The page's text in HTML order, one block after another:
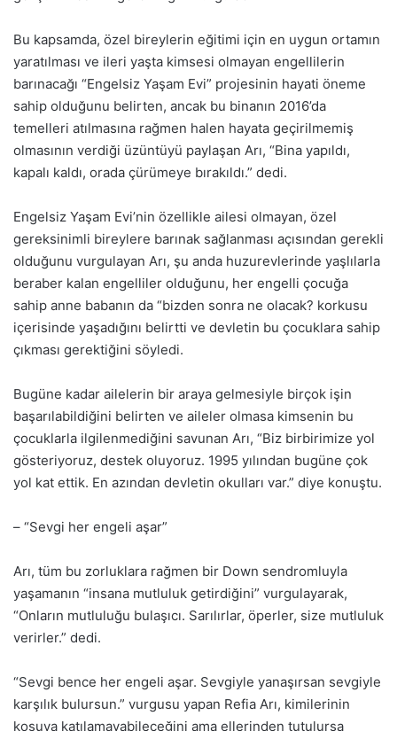
Bu kapsamda, özel bireylerin eğitimi için en uygun ortamın
yaratılması ve ileri yaşta kimsesi olmayan engellilerin
barınacağı “Engelsiz Yaşam Evi” projesinin hayati öneme
sahip olduğunu belirten, ancak bu binanın 2016’da
temelleri atılmasına rağmen halen hayata geçirilmemiş
olmasının verdiği üzüntüyü paylaşan Arı, “Bina yapıldı,
kapalı kaldı, orada çürümeye bırakıldı.” dedi.
Engelsiz Yaşam Evi’nin özellikle ailesi olmayan, özel
gereksinimli bireylere barınak sağlanması açısından gerekli
olduğunu vurgulayan Arı, şu anda huzurevlerinde yaşlılarla
beraber kalan engelliler olduğunu, her engelli çocuğa
sahip anne babanın da “bizden sonra ne olacak? korkusu
içerisinde yaşadığını belirtti ve devletin bu çocuklara sahip
çıkması gerektiğini söyledi.
Bugüne kadar ailelerin bir araya gelmesiyle birçok işin
başarılabildiğini belirten ve aileler olmasa kimsenin bu
çocuklarla ilgilenmediğini savunan Arı, “Biz birbirimize yol
gösteriyoruz, destek oluyoruz. 1995 yılından bugüne çok
yol kat ettik. En azından devletin okulları var.” diye konuştu.
– “Sevgi her engeli aşar”
Arı, tüm bu zorluklara rağmen bir Down sendromluyla
yaşamanın “insana mutluluk getirdiğini” vurgulayarak,
“Onların mutluluğu bulaşıcı. Sarılırlar, öperler, size mutluluk
verirler.” dedi.
“Sevgi bence her engeli aşar. Sevgiyle yanaşırsan sevgiyle
karşılık bulursun.” vurgusu yapan Refia Arı, kimilerinin
koşuya katılamayabileceğini ama ellerinden tutulursa